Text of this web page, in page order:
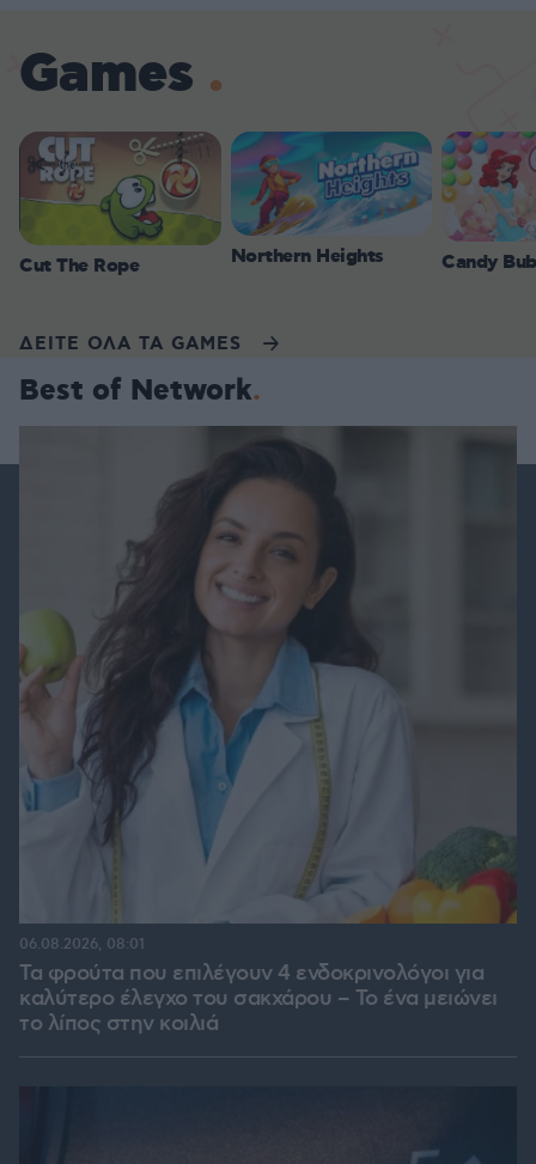
Games
Cut The Rope Northern Heights Candy
ΔΕΙΤΕ ΟΛΑ ΤΑ GAMES
Best of Network
Τα φρούτα που επιλέγουν 4 ενδοκρινολόγοι για
καλύτερο έλεγχο του σακχάρου – Το ένα μειώνει
το λίπος στην κοιλιά
06.08.2026, 08:01